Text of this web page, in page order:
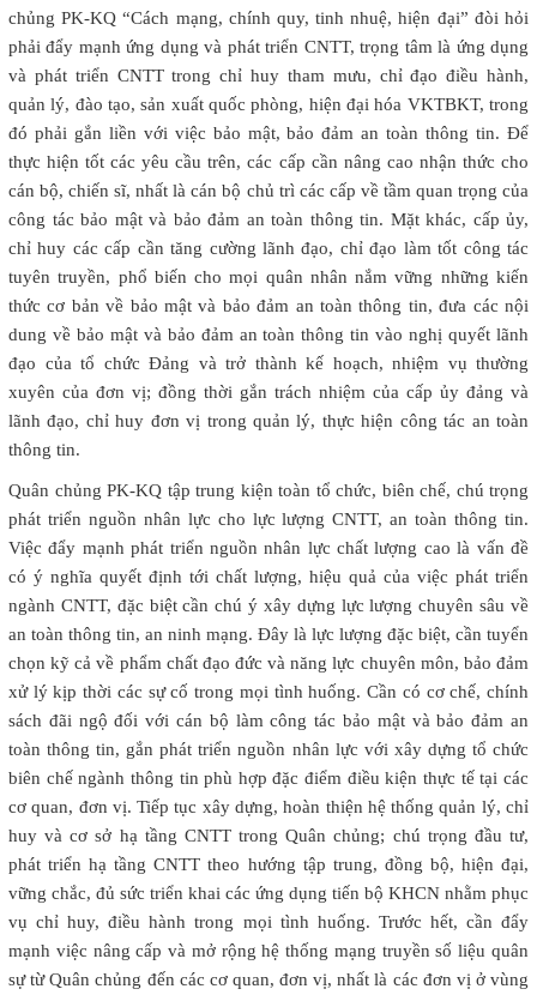
chủng PK-KQ “Cách mạng, chính quy, tinh nhuệ, hiện đại” đòi hỏi
phải đẩy mạnh ứng dụng và phát triển CNTT, trọng tâm là ứng dụng
và phát triển CNTT trong chỉ huy tham mưu, chỉ đạo điều hành,
quản lý, đào tạo, sản xuất quốc phòng, hiện đại hóa VKTBKT, trong
đó phải gắn liền với việc bảo mật, bảo đảm an toàn thông tin. Để
thực hiện tốt các yêu cầu trên, các cấp cần nâng cao nhận thức cho
cán bộ, chiến sĩ, nhất là cán bộ chủ trì các cấp về tầm quan trọng của
công tác bảo mật và bảo đảm an toàn thông tin. Mặt khác, cấp ủy,
chỉ huy các cấp cần tăng cường lãnh đạo, chỉ đạo làm tốt công tác
tuyên truyền, phổ biến cho mọi quân nhân nắm vững những kiến
thức cơ bản về bảo mật và bảo đảm an toàn thông tin, đưa các nội
dung về bảo mật và bảo đảm an toàn thông tin vào nghị quyết lãnh
đạo của tổ chức Đảng và trở thành kế hoạch, nhiệm vụ thường
xuyên của đơn vị; đồng thời gắn trách nhiệm của cấp ủy đảng và
lãnh đạo, chỉ huy đơn vị trong quản lý, thực hiện công tác an toàn
thông tin.
Quân chủng PK-KQ tập trung kiện toàn tổ chức, biên chế, chú trọng
phát triển nguồn nhân lực cho lực lượng CNTT, an toàn thông tin.
Việc đẩy mạnh phát triển nguồn nhân lực chất lượng cao là vấn đề
có ý nghĩa quyết định tới chất lượng, hiệu quả của việc phát triển
ngành CNTT, đặc biệt cần chú ý xây dựng lực lượng chuyên sâu về
an toàn thông tin, an ninh mạng. Đây là lực lượng đặc biệt, cần tuyển
chọn kỹ cả về phẩm chất đạo đức và năng lực chuyên môn, bảo đảm
xử lý kịp thời các sự cố trong mọi tình huống. Cần có cơ chế, chính
sách đãi ngộ đối với cán bộ làm công tác bảo mật và bảo đảm an
toàn thông tin, gắn phát triển nguồn nhân lực với xây dựng tổ chức
biên chế ngành thông tin phù hợp đặc điểm điều kiện thực tế tại các
cơ quan, đơn vị. Tiếp tục xây dựng, hoàn thiện hệ thống quản lý, chỉ
huy và cơ sở hạ tầng CNTT trong Quân chủng; chú trọng đầu tư,
phát triển hạ tầng CNTT theo hướng tập trung, đồng bộ, hiện đại,
vững chắc, đủ sức triển khai các ứng dụng tiến bộ KHCN nhằm phục
vụ chỉ huy, điều hành trong mọi tình huống. Trước hết, cần đẩy
mạnh việc nâng cấp và mở rộng hệ thống mạng truyền số liệu quân
sự từ Quân chủng đến các cơ quan, đơn vị, nhất là các đơn vị ở vùng